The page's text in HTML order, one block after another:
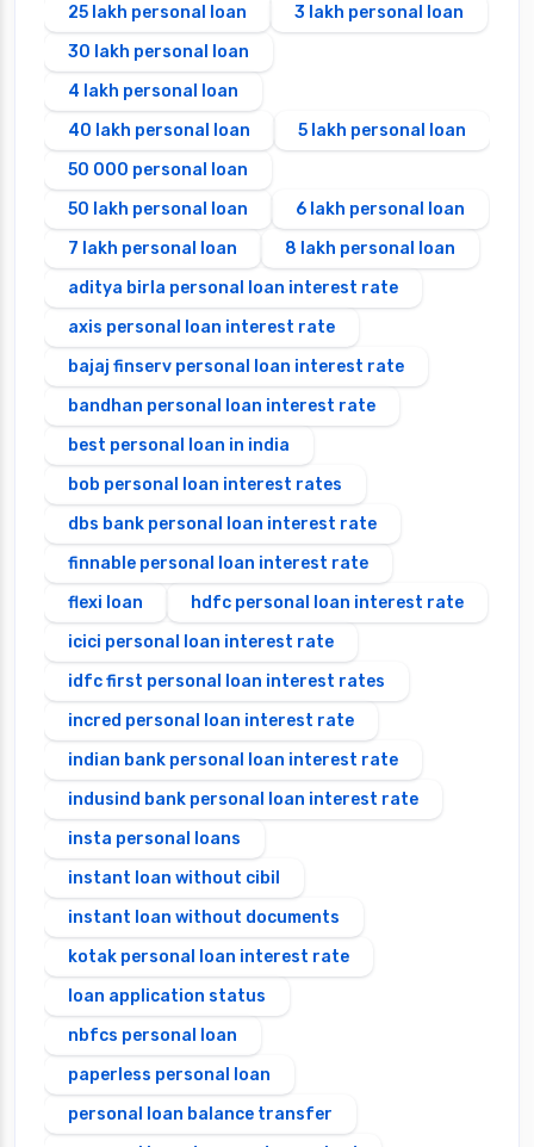
25 lakh personal loan
3 lakh personal loan
30 lakh personal loan
4 lakh personal loan
40 lakh personal loan
5 lakh personal loan
50 000 personal loan
50 lakh personal loan
6 lakh personal loan
7 lakh personal loan
8 lakh personal loan
aditya birla personal loan interest rate
axis personal loan interest rate
bajaj finserv personal loan interest rate
bandhan personal loan interest rate
best personal loan in india
bob personal loan interest rates
dbs bank personal loan interest rate
finnable personal loan interest rate
flexi loan
hdfc personal loan interest rate
icici personal loan interest rate
idfc first personal loan interest rates
incred personal loan interest rate
indian bank personal loan interest rate
indusind bank personal loan interest rate
insta personal loans
instant loan without cibil
instant loan without documents
kotak personal loan interest rate
loan application status
nbfcs personal loan
paperless personal loan
personal loan balance transfer